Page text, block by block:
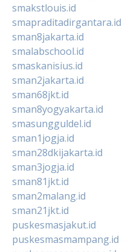
smakstlouis.id
smapraditadirgantara.id
sman8jakarta.id
smalabschool.id
smaskanisius.id
sman2jakarta.id
sman68jkt.id
sman8yogyakarta.id
smasungguldel.id
sman1jogja.id
sman28dkijakarta.id
sman3jogja.id
sman81jkt.id
sman2malang.id
sman21jkt.id
puskesmasjakut.id
puskesmasmampang.id